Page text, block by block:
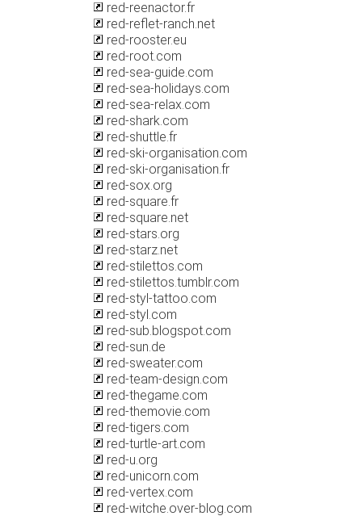
red-reenactor.fr
red-reflet-ranch.net
red-rooster.eu
red-root.com
red-sea-guide.com
red-sea-holidays.com
red-sea-relax.com
red-shark.com
red-shuttle.fr
red-ski-organisation.com
red-ski-organisation.fr
red-sox.org
red-square.fr
red-square.net
red-stars.org
red-starz.net
red-stilettos.com
red-stilettos.tumblr.com
red-styl-tattoo.com
red-styl.com
red-sub.blogspot.com
red-sun.de
red-sweater.com
red-team-design.com
red-thegame.com
red-themovie.com
red-tigers.com
red-turtle-art.com
red-u.org
red-unicorn.com
red-vertex.com
red-witche.over-blog.com